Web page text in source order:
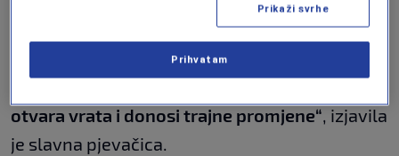
„Bez obrazovanja djeca ostaju bez prilika prije
nego što ih uopšte dobiju. Svako dijete
otvara vrata i donosi trajne promjene“, izjavila
je slavna pjevačica.
Prikaži svrhe
Prihvatam